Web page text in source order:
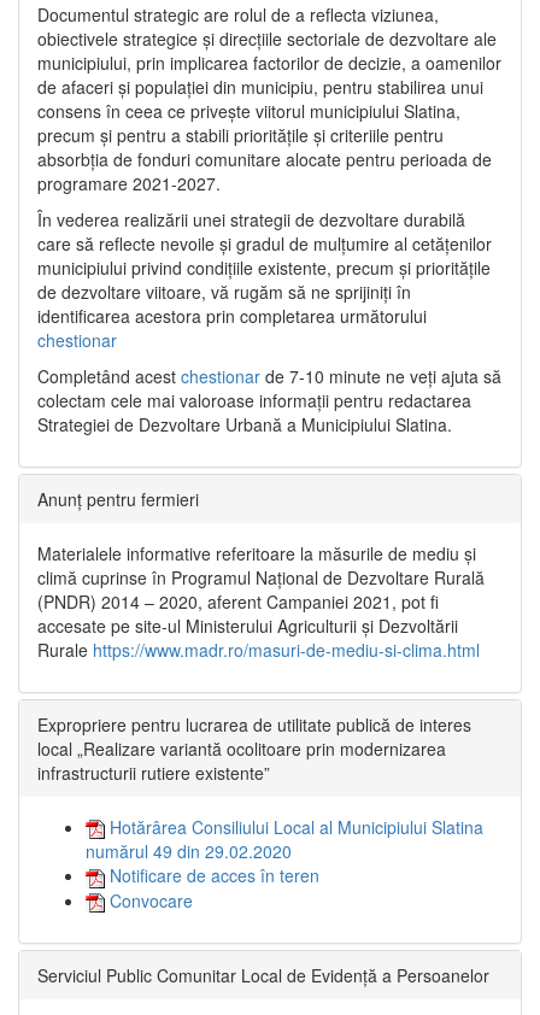
Documentul strategic are rolul de a reflecta viziunea,
obiectivele strategice și direcțiile sectoriale de dezvoltare ale
municipiului, prin implicarea factorilor de decizie, a oamenilor
de afaceri și populației din municipiu, pentru stabilirea unui
consens în ceea ce privește viitorul municipiului Slatina,
precum și pentru a stabili prioritățile și criteriile pentru
absorbția de fonduri comunitare alocate pentru perioada de
programare 2021-2027.
În vederea realizării unei strategii de dezvoltare durabilă
care să reflecte nevoile și gradul de mulțumire al cetățenilor
municipiului privind condițiile existente, precum și prioritățile
de dezvoltare viitoare, vă rugăm să ne sprijiniți în
identificarea acestora prin completarea următorului
chestionar
Completând acest chestionar de 7-10 minute ne veți ajuta să
colectam cele mai valoroase informații pentru redactarea
Strategiei de Dezvoltare Urbană a Municipiului Slatina.
Anunț pentru fermieri
Materialele informative referitoare la măsurile de mediu și
climă cuprinse în Programul Național de Dezvoltare Rurală
(PNDR) 2014 – 2020, aferent Campaniei 2021, pot fi
accesate pe site-ul Ministerului Agriculturii și Dezvoltării
Rurale https://www.madr.ro/masuri-de-mediu-si-clima.html
Expropriere pentru lucrarea de utilitate publică de interes
local „Realizare variantă ocolitoare prin modernizarea
infrastructurii rutiere existente”
Hotărârea Consiliului Local al Municipiului Slatina
numărul 49 din 29.02.2020
Notificare de acces în teren
Convocare
Serviciul Public Comunitar Local de Evidență a Persoanelor